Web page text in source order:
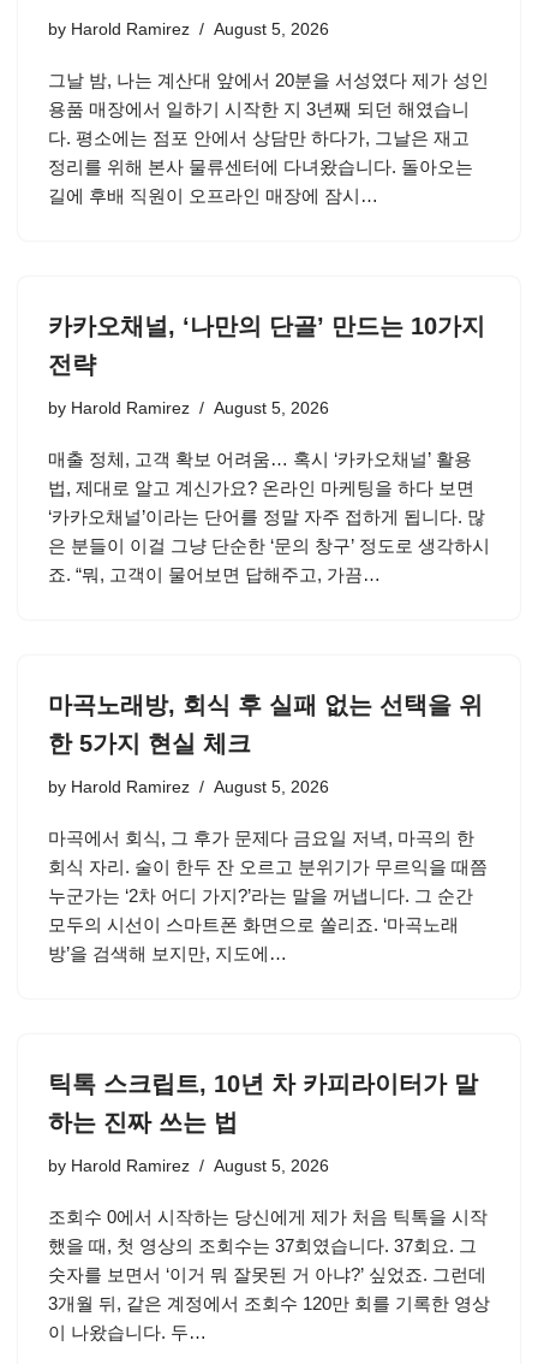
by Harold Ramirez August 5, 2026
그날 밤, 나는 계산대 앞에서 20분을 서성였다 제가 성인
용품 매장에서 일하기 시작한 지 3년째 되던 해였습니
다. 평소에는 점포 안에서 상담만 하다가, 그날은 재고
정리를 위해 본사 물류센터에 다녀왔습니다. 돌아오는
길에 후배 직원이 오프라인 매장에 잠시…
카카오채널, ‘나만의 단골’ 만드는 10가지
전략
by Harold Ramirez August 5, 2026
매출 정체, 고객 확보 어려움… 혹시 ‘카카오채널’ 활용
법, 제대로 알고 계신가요? 온라인 마케팅을 하다 보면
‘카카오채널’이라는 단어를 정말 자주 접하게 됩니다. 많
은 분들이 이걸 그냥 단순한 ‘문의 창구’ 정도로 생각하시
죠. “뭐, 고객이 물어보면 답해주고, 가끔…
마곡노래방, 회식 후 실패 없는 선택을 위
한 5가지 현실 체크
by Harold Ramirez August 5, 2026
마곡에서 회식, 그 후가 문제다 금요일 저녁, 마곡의 한
회식 자리. 술이 한두 잔 오르고 분위기가 무르익을 때쯤
누군가는 ‘2차 어디 가지?’라는 말을 꺼냅니다. 그 순간
모두의 시선이 스마트폰 화면으로 쏠리죠. ‘마곡노래
방’을 검색해 보지만, 지도에…
틱톡 스크립트, 10년 차 카피라이터가 말
하는 진짜 쓰는 법
by Harold Ramirez August 5, 2026
조회수 0에서 시작하는 당신에게 제가 처음 틱톡을 시작
했을 때, 첫 영상의 조회수는 37회였습니다. 37회요. 그
숫자를 보면서 ‘이거 뭐 잘못된 거 아냐?’ 싶었죠. 그런데
3개월 뒤, 같은 계정에서 조회수 120만 회를 기록한 영상
이 나왔습니다. 두…